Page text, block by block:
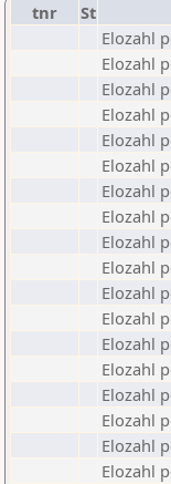
tnr
St
Elozahl
Elozahl
Elozahl
Elozahl
Elozahl
Elozahl
Elozahl
Elozahl
Elozahl
Elozahl
Elozahl
Elozahl
Elozahl
Elozahl
Elozahl
Elozahl
Elozahl
Elozahl